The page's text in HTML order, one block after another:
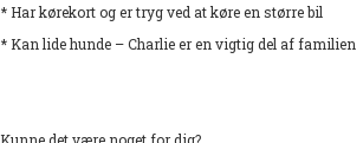
* Har kørekort og er tryg ved at køre en større bil
* Kan lide hunde – Charlie er en vigtig del af familien
Kunne det være noget for dig?